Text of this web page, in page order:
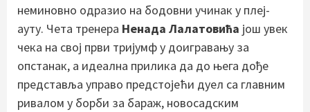
неминовно одразио на бодовни учинак у плеј-
ауту. Чета тренера Ненада Лалатовића још увек
чека на свој први тријумф у доигравању за
опстанак, а идеална прилика да до њега дође
представља управо предстојећи дуел са главним
ривалом у борби за бараж, новосадским